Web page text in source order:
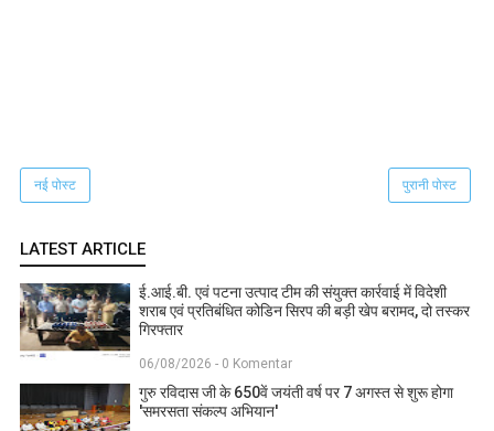
नई पोस्ट पुरानी पोस्ट
LATEST ARTICLE
ई.आई.बी. एवं पटना उत्पाद टीम की संयुक्त कार्रवाई में विदेशी
शराब एवं प्रतिबंधित कोडिन सिरप की बड़ी खेप बरामद, दो तस्कर
गिरफ्तार
06/08/2026 - 0 Komentar
गुरु रविदास जी के 650वें जयंती वर्ष पर 7 अगस्त से शुरू होगा
'समरसता संकल्प अभियान'